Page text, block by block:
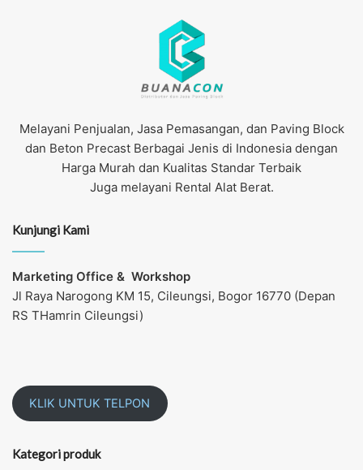
Melayani Penjualan, Jasa Pemasangan, dan Paving Block
dan Beton Precast Berbagai Jenis di Indonesia dengan
Harga Murah dan Kualitas Standar Terbaik
Juga melayani Rental Alat Berat.
Kunjungi Kami
Marketing Office & Workshop
Jl Raya Narogong KM 15, Cileungsi, Bogor 16770 (Depan
RS THamrin Cileungsi)
KLIK UNTUK TELPON
Kategori produk